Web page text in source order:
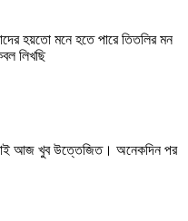
হয়তো মনে হতে পারে তিতলির মন
লিখছি
আজ খুব উত্তেজিত। অনেকদিন পর